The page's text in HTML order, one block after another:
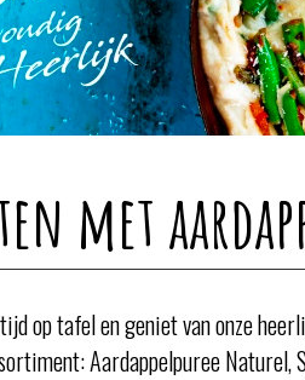
met
op tafel en geniet van onze
Aardappelpuree Naturel,